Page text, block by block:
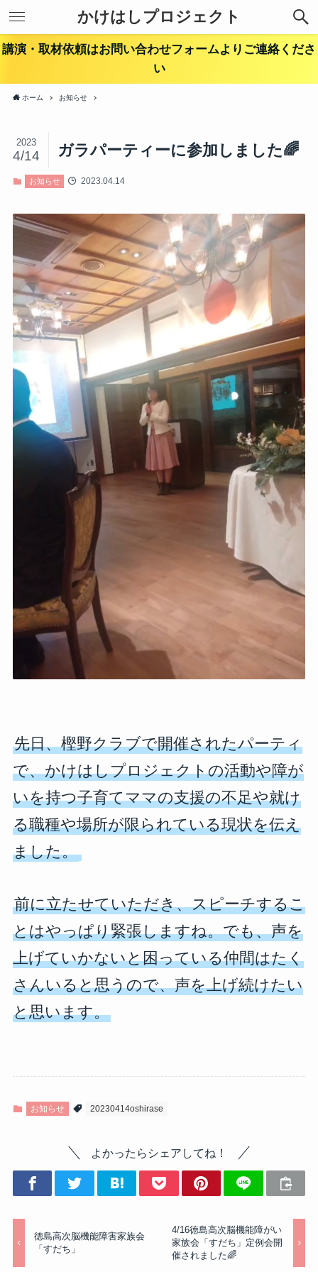
かけはしプロジェクト
講演・取材依頼はお問い合わせフォームよりご連絡くださ
い
ホーム お知らせ
ガラパーティーに参加しました🌈
2023
4/14
お知らせ 2023.04.14
先日、樫野クラブで開催されたパーティ
で、かけはしプロジェクトの活動や障が
いを持つ子育てママの支援の不足や就け
る職種や場所が限られている現状を伝え
ました。
前に立たせていただき、スピーチするこ
とはやっぱり緊張しますね。でも、声を
上げていかないと困っている仲間はたく
さんいると思うので、声を上げ続けたい
と思います。
お知らせ 20230414oshirase
よかったらシェアしてね！
徳島高次脳機能障害家族会
「すだち」
4/16徳島高次脳機能障がい
家族会「すだち」定例会開
催されました🌈